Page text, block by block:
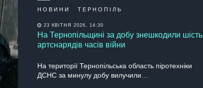
НОВИНИ ТЕРНОПІЛЬ
23 КВІТНЯ 2026, 14:30
На Тернопільщині за добу знешкодили шість
артснарядів часів війни
На території Тернопільська область піротехніки
ДСНС за минулу добу вилучили…